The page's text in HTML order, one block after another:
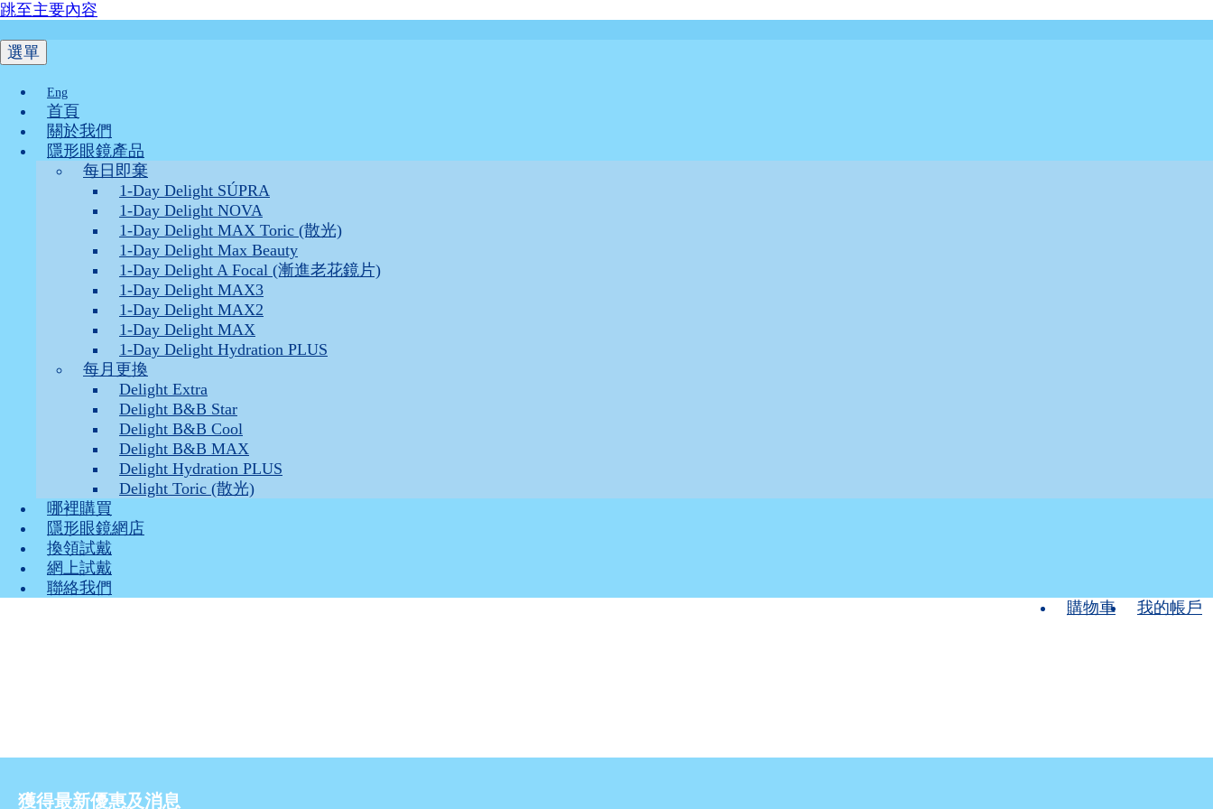
跳至主要內容
選單
Eng
首頁
關於我們
隱形眼鏡產品
每日即棄
1-Day Delight SÚPRA
1-Day Delight NOVA
1-Day Delight MAX Toric (散光)
1-Day Delight Max Beauty
1-Day Delight A Focal (漸進老花鏡片)
1-Day Delight MAX3
1-Day Delight MAX2
1-Day Delight MAX
1-Day Delight Hydration PLUS
每月更換
Delight Extra
Delight B&B Star
Delight B&B Cool
Delight B&B MAX
Delight Hydration PLUS
Delight Toric (散光)
哪裡購買
隱形眼鏡網店
換領試戴
網上試戴
聯絡我們
我的帳戶
購物車
獲得最新優惠及消息